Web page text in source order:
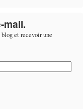
mail.
et recevoir une